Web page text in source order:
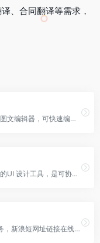
、合同翻译等需求，
秀米编辑器是一个功能比较齐全的微信图文编辑器，可快速编辑微信公众号图文和在线制作H5，秀米编辑器官网有着简洁明了的操作界面和操作方法，海量模板素材和排版样式可以
即时设计是一款国产的专业在线可协作的UI 设计工具，是可协作的在线sketch、对标Figma，拥有海量的设计资源与素材，支持导入导出 Sketch 格式源文件
新浪短网址服务(Sina.lt)提供短网址服务，新浪短网址链接在线生成器帮用户把冗长的URL地址缩短成8个字符以内的短网址